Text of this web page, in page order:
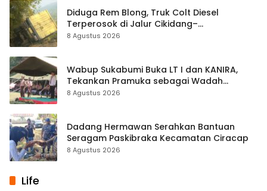
Diduga Rem Blong, Truk Colt Diesel
Terperosok di Jalur Cikidang–
Palabuhanratu
8 Agustus 2026
Wabup Sukabumi Buka LT I dan KANIRA,
Tekankan Pramuka sebagai Wadah
Pembentukan Karakter
8 Agustus 2026
Dadang Hermawan Serahkan Bantuan
Seragam Paskibraka Kecamatan Ciracap
8 Agustus 2026
Life